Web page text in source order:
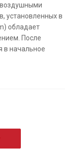
установленных в
обладает
После
в начальное